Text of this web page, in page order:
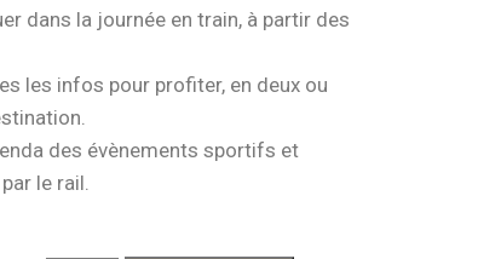
dans la journée en train, à partir des
les infos pour profiter, en deux ou
des évènements sportifs et
le rail.